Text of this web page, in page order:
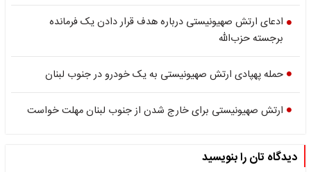
ادعای ارتش صهیونیستی درباره هدف قرار دادن یک فرمانده
برجسته حزب‌الله
حمله پهپادی ارتش صهیونیستی به یک خودرو در جنوب لبنان
ارتش صهیونیستی برای خارج شدن از جنوب لبنان مهلت خواست
دیدگاه تان را بنویسید